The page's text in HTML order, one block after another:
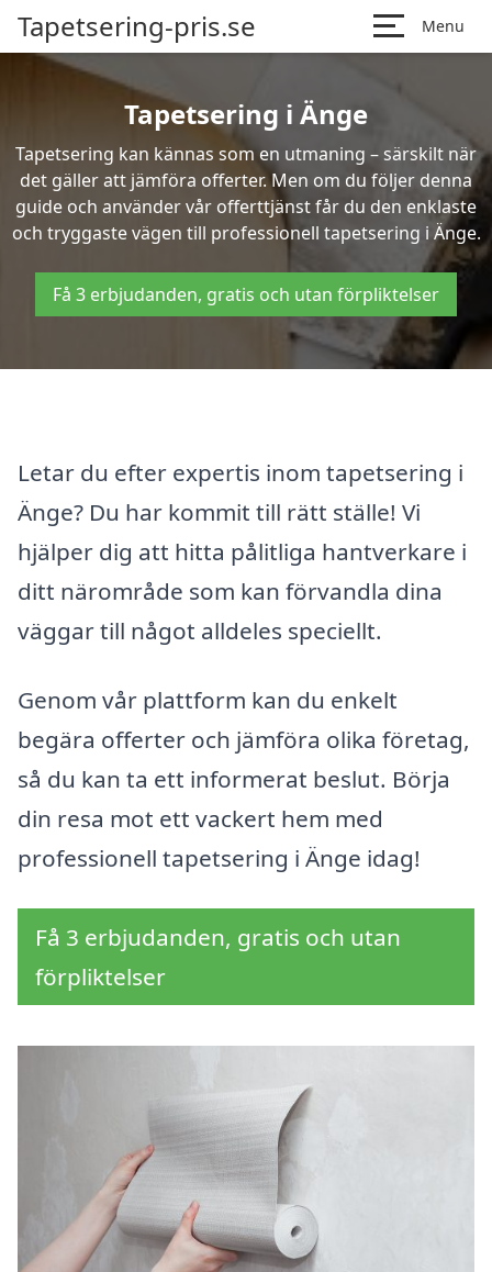
Tapetsering-pris.se Menu
Tapetsering i Änge
Tapetsering kan kännas som en utmaning – särskilt när
det gäller att jämföra offerter. Men om du följer denna
guide och använder vår offerttjänst får du den enklaste
och tryggaste vägen till professionell tapetsering i Änge.
Få 3 erbjudanden, gratis och utan förpliktelser
Letar du efter expertis inom tapetsering i
Änge? Du har kommit till rätt ställe! Vi
hjälper dig att hitta pålitliga hantverkare i
ditt närområde som kan förvandla dina
väggar till något alldeles speciellt.
Genom vår plattform kan du enkelt
begära offerter och jämföra olika företag,
så du kan ta ett informerat beslut. Börja
din resa mot ett vackert hem med
professionell tapetsering i Änge idag!
Få 3 erbjudanden, gratis och utan
förpliktelser